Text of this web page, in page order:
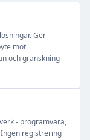
Ger
mot
och granskning
- programvara,
registrering